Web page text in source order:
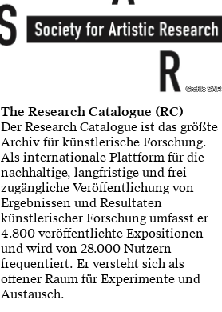
Grafik: SAR
Grafik: SAR
The Research Catalogue (RC)
Der Research Catalogue ist das größte
Archiv für künstlerische Forschung.
Als internationale Plattform für die
nachhaltige, langfristige und frei
zugängliche Veröffentlichung von
Ergebnissen und Resultaten
künstlerischer Forschung umfasst er
4.800 veröffentlichte Expositionen
und wird von 28.000 Nutzern
frequentiert. Er versteht sich als
offener Raum für Experimente und
Austausch.